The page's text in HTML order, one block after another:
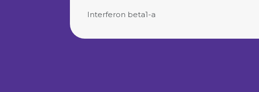
Interferon beta1-a